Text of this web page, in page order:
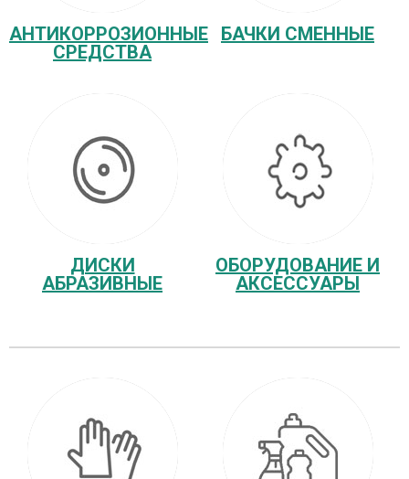
АНТИКОРРОЗИОННЫЕ
СРЕДСТВА
БАЧКИ СМЕННЫЕ
ДИСКИ
АБРАЗИВНЫЕ
ОБОРУДОВАНИЕ И
АКСЕССУАРЫ